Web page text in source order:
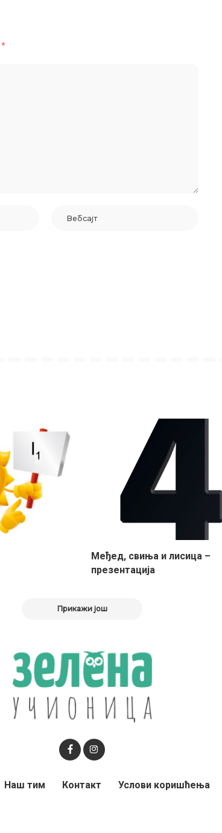
*
Meђед, свиња и лисица –
презентација
Прикажи још
Наш тим Контакт Услови коришћења